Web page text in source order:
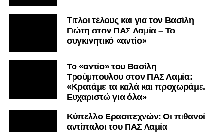
Τίτλοι τέλους και για τον Βασίλη
Γιώτη στον ΠΑΣ Λαμία – Το
συγκινητικό «αντίο»
Το «αντίο» του Βασίλη
Τρούμπουλου στον ΠΑΣ Λαμία:
«Κρατάμε τα καλά και προχωράμε.
Ευχαριστώ για όλα»
Κύπελλο Ερασιτεχνών: Οι πιθανοί
αντίπαλοι του ΠΑΣ Λαμία